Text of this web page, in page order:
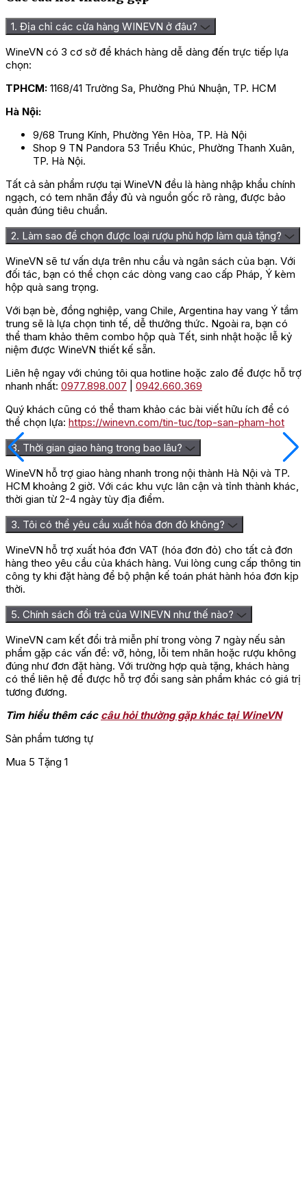
1. Địa chỉ các cửa hàng WINEVN ở đâu?
WineVN có 3 cơ sở để khách hàng dễ dàng đến trực tiếp lựa
chọn:
TPHCM: 1168/41 Trường Sa, Phường Phú Nhuận, TP. HCM
Hà Nội:
9/68 Trung Kính, Phường Yên Hòa, TP. Hà Nội
Shop 9 TN Pandora 53 Triều Khúc, Phường Thanh Xuân,
TP. Hà Nội.
Tất cả sản phẩm rượu tại WineVN đều là hàng nhập khẩu chính
ngạch, có tem nhãn đầy đủ và nguồn gốc rõ ràng, được bảo
quản đúng tiêu chuẩn.
2. Làm sao để chọn được loại rượu phù hợp làm quà tặng?
WineVN sẽ tư vấn dựa trên nhu cầu và ngân sách của bạn. Với
đối tác, bạn có thể chọn các dòng vang cao cấp Pháp, Ý kèm
hộp quà sang trọng.
Với bạn bè, đồng nghiệp, vang Chile, Argentina hay vang Ý tầm
trung sẽ là lựa chọn tinh tế, dễ thưởng thức. Ngoài ra, bạn có
thể tham khảo thêm combo hộp quà Tết, sinh nhật hoặc lễ kỷ
niệm được WineVN thiết kế sẵn.
Liên hệ ngay với chúng tôi qua hotline hoặc zalo để được hỗ trợ
nhanh nhất: 0977.898.007
0942.660.369
Quý khách cũng có thể tham khảo các bài viết hữu ích để có
thể chọn lựa: https://winevn.com/tin-tuc/top-san-pham-hot
3. Thời gian giao hàng trong bao lâu?
WineVN hỗ trợ giao hàng nhanh trong nội thành Hà Nội và TP.
HCM khoảng 2 giờ. Với các khu vực lân cận và tỉnh thành khác,
thời gian từ 2-4 ngày tùy địa điểm.
3. Tôi có thể yêu cầu xuất hóa đơn đỏ không?
WineVN hỗ trợ xuất hóa đơn VAT (hóa đơn đỏ) cho tất cả đơn
hàng theo yêu cầu của khách hàng. Vui lòng cung cấp thông tin
công ty khi đặt hàng để bộ phận kế toán phát hành hóa đơn kịp
thời.
5. Chính sách đổi trả của WINEVN như thế nào?
WineVN cam kết đổi trả miễn phí trong vòng 7 ngày nếu sản
phẩm gặp các vấn đề: vỡ, hỏng, lỗi tem nhãn hoặc rượu không
đúng như đơn đặt hàng. Với trường hợp quà tặng, khách hàng
có thể liên hệ để được hỗ trợ đổi sang sản phẩm khác có giá trị
tương đương.
Tìm hiểu thêm các câu hỏi thường gặp khác tại WineVN
Sản phẩm tương tự
Mua 5 Tặng 1